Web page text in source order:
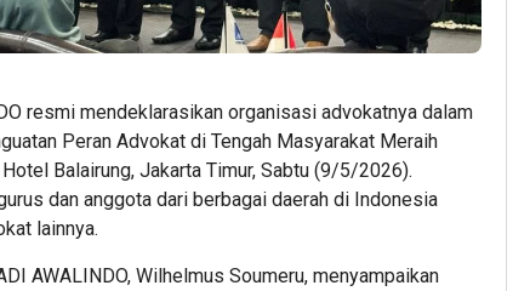
resmi mendeklarasikan organisasi advokatnya dalam
Peran Advokat di Tengah Masyarakat Meraih
Balairung, Jakarta Timur, Sabtu (9/5/2026).
dan anggota dari berbagai daerah di Indonesia
lainnya.
AWALINDO, Wilhelmus Soumeru, menyampaikan